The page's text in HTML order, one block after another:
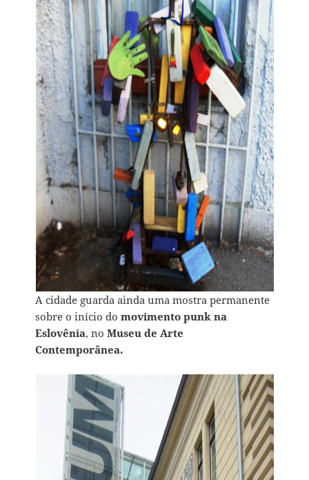
A cidade guarda ainda uma mostra permanente
sobre o início domovimento punk na
Eslovênia, noMuseu de Arte
Contemporânea.